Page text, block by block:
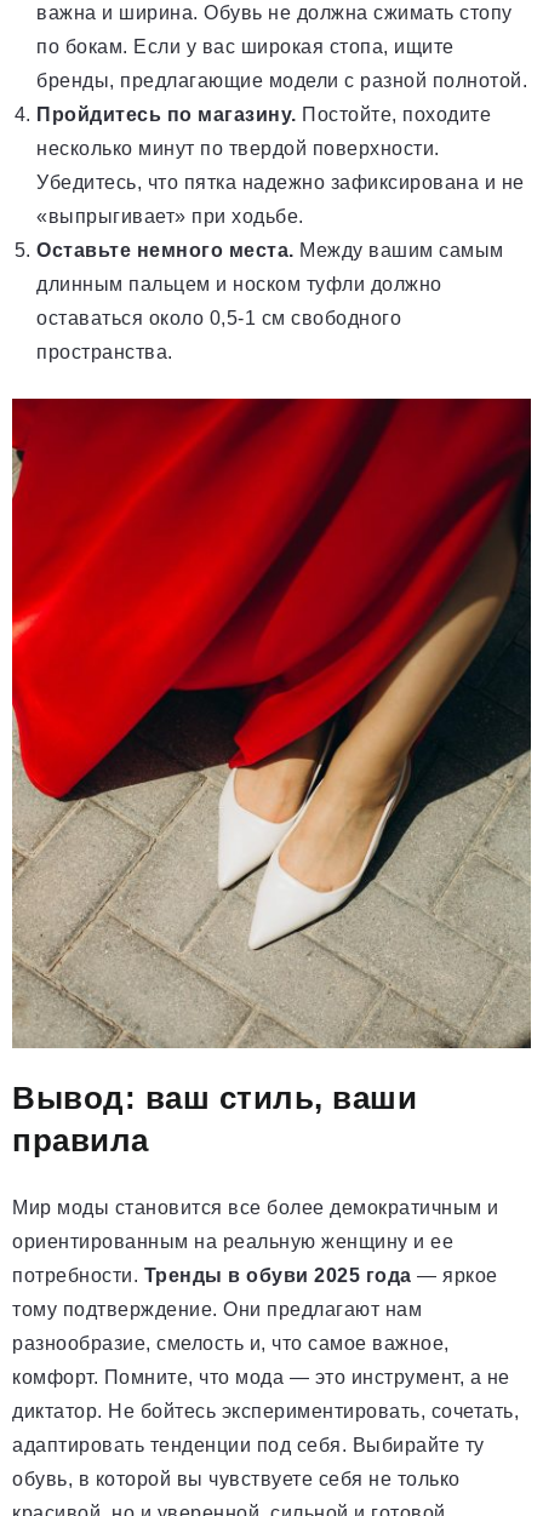
важна и ширина. Обувь не должна сжимать стопу
по бокам. Если у вас широкая стопа, ищите
бренды, предлагающие модели с разной полнотой.
Пройдитесь по магазину. Постойте, походите
несколько минут по твердой поверхности.
Убедитесь, что пятка надежно зафиксирована и не
«выпрыгивает» при ходьбе.
Оставьте немного места. Между вашим самым
длинным пальцем и носком туфли должно
оставаться около 0,5-1 см свободного
пространства.
Вывод: ваш стиль, ваши
правила
Мир моды становится все более демократичным и
ориентированным на реальную женщину и ее
потребности. Тренды в обуви 2025 года — яркое
тому подтверждение. Они предлагают нам
разнообразие, смелость и, что самое важное,
комфорт. Помните, что мода — это инструмент, а не
диктатор. Не бойтесь экспериментировать, сочетать,
адаптировать тенденции под себя. Выбирайте ту
обувь, в которой вы чувствуете себя не только